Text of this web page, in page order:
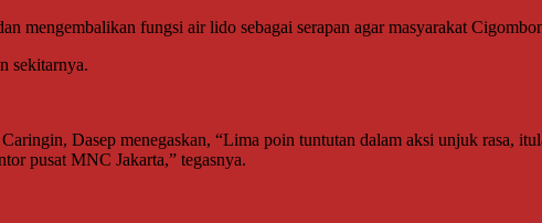
mengembalikan fungsi air lido sebagai serapan agar masyarakat
sekitarnya.
Dasep menegaskan, “Lima poin tuntutan dalam aksi unjuk rasa,
pusat MNC Jakarta,” tegasnya.